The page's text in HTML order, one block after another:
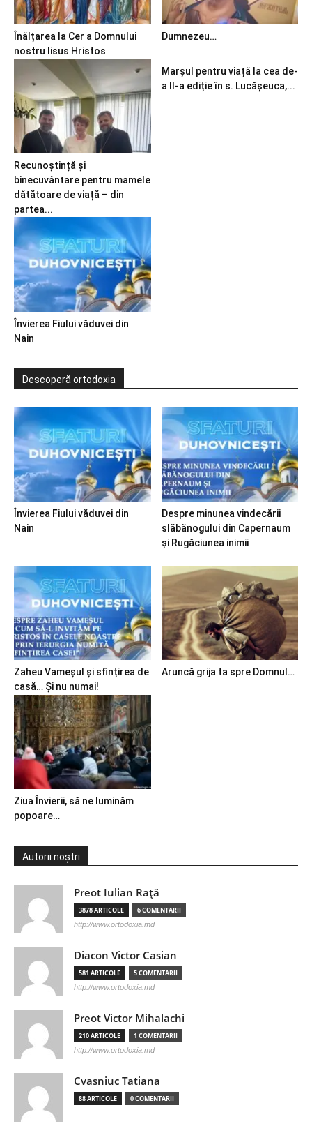
Înălțarea la Cer a Domnului
nostru Iisus Hristos
Dumnezeu…
Recunoștință și
binecuvântare pentru mamele
dătătoare de viață – din
partea...
Marșul pentru viață la cea de-
a II-a ediție în s. Lucășeuca,...
Învierea Fiului văduvei din
Nain
Descoperă ortodoxia
Învierea Fiului văduvei din
Nain
Despre minunea vindecării
slăbănogului din Capernaum
și Rugăciunea inimii
Zaheu Vameșul și sfințirea de
casă… Și nu numai!
Aruncă grija ta spre Domnul…
Ziua Învierii, să ne luminăm
popoare…
Autorii noștri
Preot Iulian Raţă
3878 ARTICOLE 6 COMENTARII
http://www.ortodoxia.md
Diacon Victor Casian
581 ARTICOLE 5 COMENTARII
http://www.ortodoxia.md
Preot Victor Mihalachi
210 ARTICOLE 1 COMENTARII
http://www.ortodoxia.md
Cvasniuc Tatiana
88 ARTICOLE 0 COMENTARII